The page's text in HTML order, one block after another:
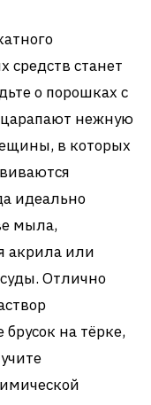
станет
о порошках с
нежную
в которых
идеально
мыла,
акрила или
Отлично
на тёрке,